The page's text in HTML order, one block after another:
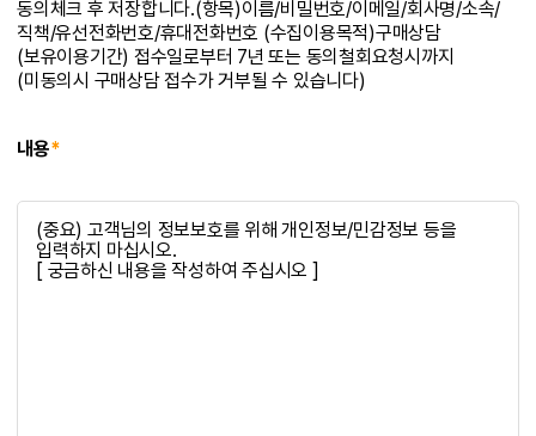
동의체크 후 저장합니다.(항목)이름/비밀번호/이메일/회사명/소속/
직책/유선전화번호/휴대전화번호 (수집이용목적)구매상담
(보유이용기간) 접수일로부터 7년 또는 동의철회요청시까지
(미동의시 구매상담 접수가 거부될 수 있습니다)
내용*